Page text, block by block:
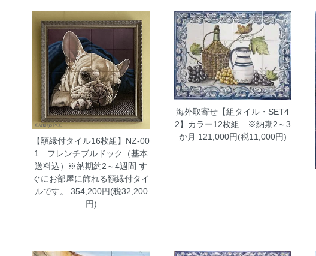
【額縁付タイル16枚組】NZ-00
1 フレンチブルドック（基本
送料込）※納期約2～4週間 す
ぐにお部屋に飾れる額縁付タイ
ルです。 354,200円(税32,200
円)
海外取寄せ【組タイル・SET4
2】カラー12枚組 ※納期2～3
か月 121,000円(税11,000円)